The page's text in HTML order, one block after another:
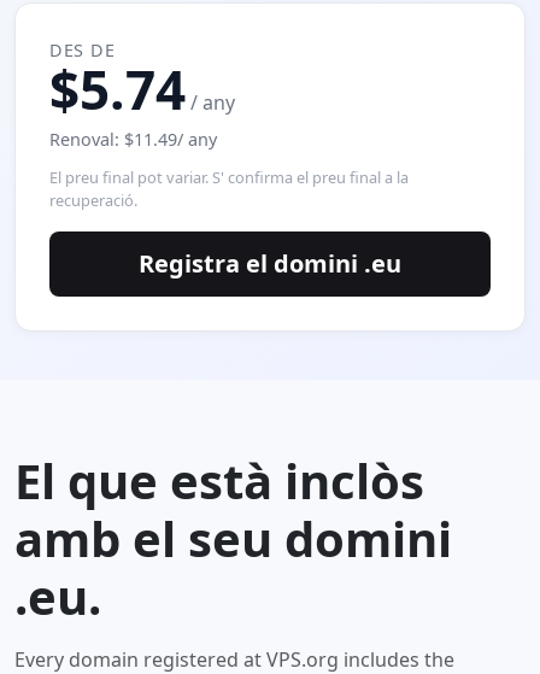
DES DE
$5.74/ any
Renoval: $11.49/ any
El preu final pot variar. S' confirma el preu final a la
recuperació.
Registra el domini .eu
El que està inclòs
amb el seu domini
.eu.
Every domain registered at VPS.org includes the